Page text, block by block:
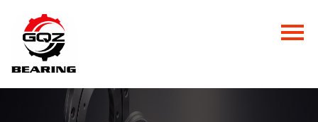
Главная
Продукция
Новости